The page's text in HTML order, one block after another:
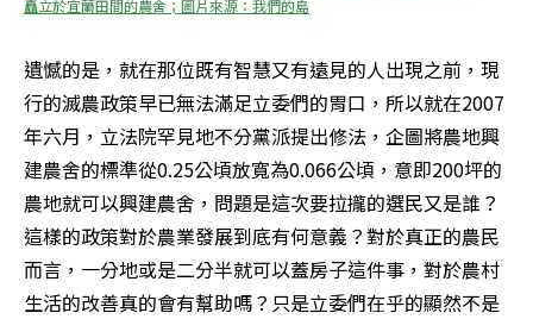
矗立於宜蘭田間的農舍；圖片來源：我們的島
遺憾的是，就在那位既有智慧又有遠見的人出現之前，現
行的滅農政策早已無法滿足立委們的胃口，所以就在2007
年六月，立法院罕見地不分黨派提出修法，企圖將農地興
建農舍的標準從0.25公頃放寬為0.066公頃，意即200坪的
農地就可以興建農舍，問題是這次要拉攏的選民又是誰？
這樣的政策對於農業發展到底有何意義？對於真正的農民
而言，一分地或是二分半就可以蓋房子這件事，對於農村
生活的改善真的會有幫助嗎？只是立委們在乎的顯然不是